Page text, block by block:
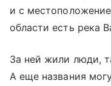
и с
области есть река
За ней жили люди,
А еще названия